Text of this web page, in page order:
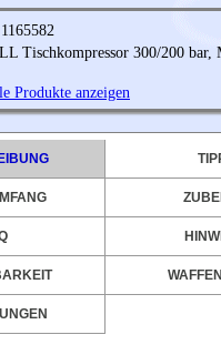
Tischkompressor 300/200 bar,
Produkte anzeigen